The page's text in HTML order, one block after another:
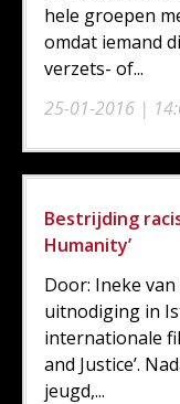
25-01-2016 |
hele groepen
omdat iemand
verzets- of...
Bestrijding
Humanity’
Door: Ineke
uitnodiging in
internationale
and Justice’.
jeugd,...